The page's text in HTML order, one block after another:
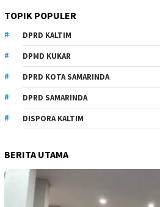
TOPIK POPULER
DPRD KALTIM
DPMD KUKAR
DPRD KOTA SAMARINDA
DPRD SAMARINDA
DISPORA KALTIM
BERITA UTAMA